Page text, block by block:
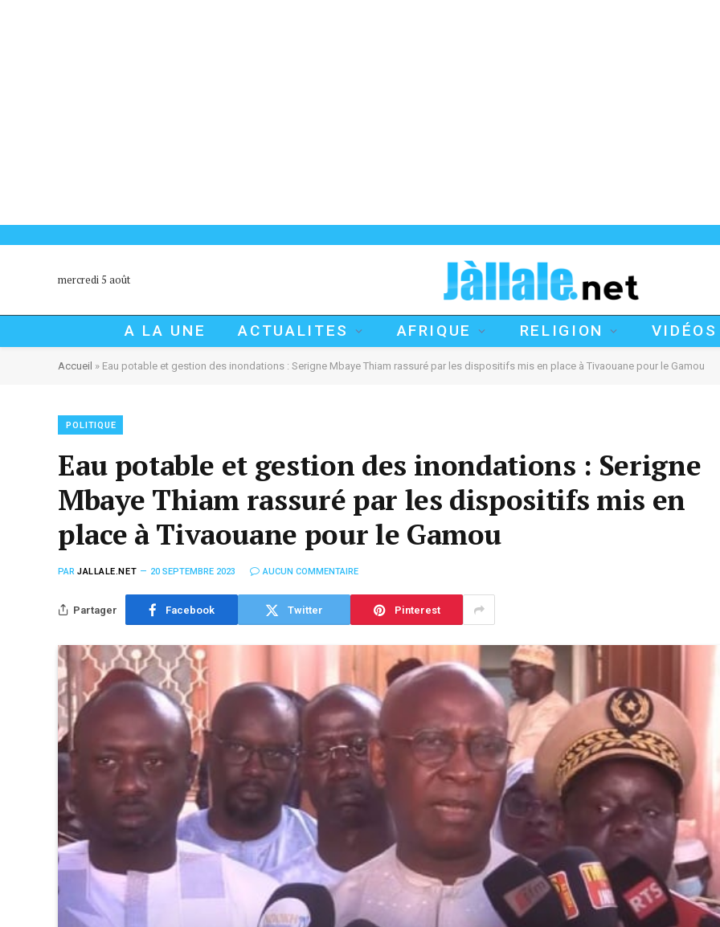
mercredi 5 août
A LA UNE ACTUALITES AFRIQUE RELIGION VIDÉOS
Accueil » Eau potable et gestion des inondations : Serigne Mbaye Thiam rassuré par les dispositifs mis en place à Tivaouane pour le Gamou
POLITIQUE
Eau potable et gestion des inondations : Serigne
Mbaye Thiam rassuré par les dispositifs mis en
place à Tivaouane pour le Gamou
PAR JALLALE.NET 20 SEPTEMBRE 2023 AUCUN COMMENTAIRE
Partager Facebook Twitter Pinterest